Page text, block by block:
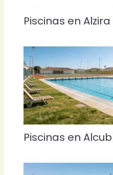
Piscinas en
Piscinas en